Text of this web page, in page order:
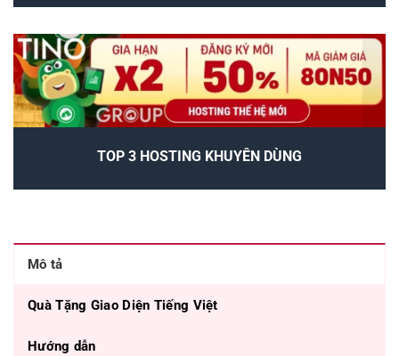
TOP 3 HOSTING KHUYÊN DÙNG
Mô tả
Quà Tặng Giao Diện Tiếng Việt
Hướng dẫn